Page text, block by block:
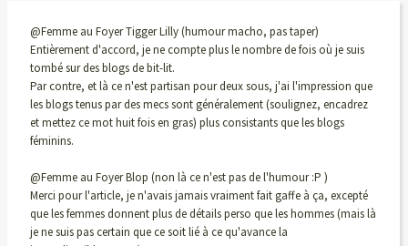
@Femme au Foyer Tigger Lilly (humour macho, pas taper)
Entièrement d'accord, je ne compte plus le nombre de fois où je suis
tombé sur des blogs de bit-lit.
Par contre, et là ce n'est partisan pour deux sous, j'ai l'impression que
les blogs tenus par des mecs sont généralement (soulignez, encadrez
et mettez ce mot huit fois en gras) plus consistants que les blogs
féminins.
@Femme au Foyer Blop (non là ce n'est pas de l'humour :P )
Merci pour l'article, je n'avais jamais vraiment fait gaffe à ça, excepté
que les femmes donnent plus de détails perso que les hommes (mais là
je ne suis pas certain que ce soit lié à ce qu'avance la